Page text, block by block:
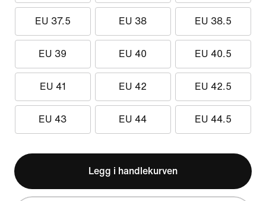
EU 37.5 EU 38 EU 38.5
EU 39 EU 40 EU 40.5
EU 41 EU 42 EU 42.5
EU 43 EU 44 EU 44.5
Legg i handlekurven